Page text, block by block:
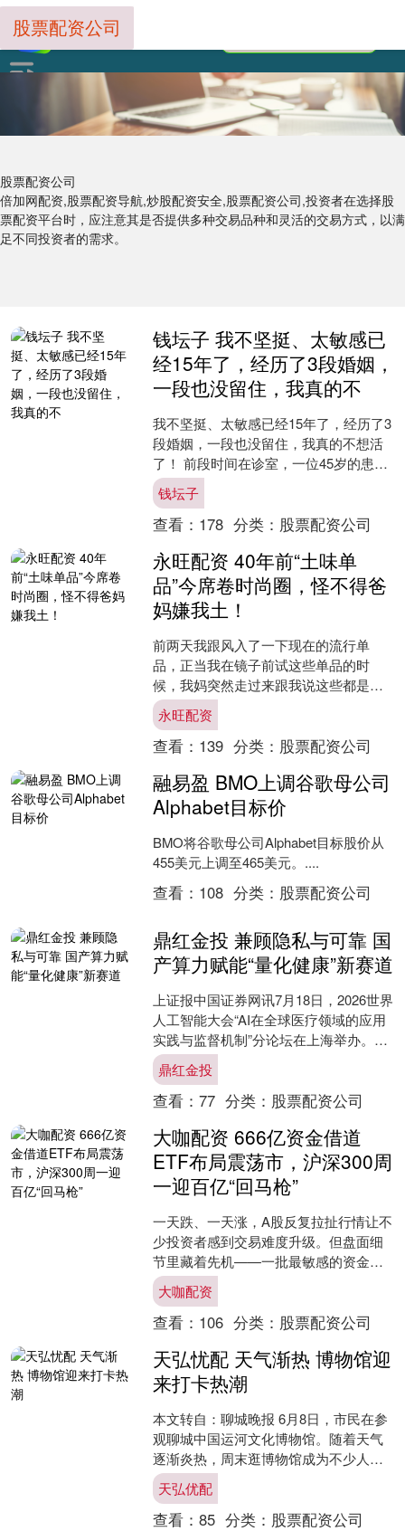
股票配资公司
倍加网配资,股票配资导航,炒股配资安全,股票配资公司,投资者在选择股
票配资平台时，应注意其是否提供多种交易品种和灵活的交易方式，以满
足不同投资者的需求。
股票配资公司
钱坛子 我不坚挺、太敏感已
经15年了，经历了3段婚姻，
一段也没留住，我真的不
我不坚挺、太敏感已经15年了，经历了3
段婚姻，一段也没留住，我真的不想活
了！ 前段时间在诊室，一位45岁的患者
刚坐下就哽咽着说出这句话。他双手紧
攥着病历本，指节....
钱坛子
查看： 178 分类： 股票配资公司
永旺配资 40年前“土味单
品”今席卷时尚圈，怪不得爸
妈嫌我土！
前两天我跟风入了一下现在的流行单
品，正当我在镜子前试这些单品的时
候，我妈突然走过来跟我说这些都是她
年轻时候穿烂、看腻的基础款式。 说着
说着还给我翻出她们以前的照....
永旺配资
查看： 139 分类： 股票配资公司
融易盈 BMO上调谷歌母公司
Alphabet目标价
BMO将谷歌母公司Alphabet目标股价从
455美元上调至465美元。....
查看： 108 分类： 股票配资公司
鼎红金投 兼顾隐私与可靠 国
产算力赋能“量化健康”新赛道
上证报中国证券网讯7月18日，2026世界
人工智能大会“AI在全球医疗领域的应用
实践与监督机制”分论坛在上海举办。本
次论坛由上海算丰信息有限公司主办，
汇聚海内外....
鼎红金投
查看： 77 分类： 股票配资公司
大咖配资 666亿资金借道
ETF布局震荡市，沪深300周
一迎百亿“回马枪”
一天跌、一天涨，A股反复拉扯行情让不
少投资者感到交易难度升级。但盘面细
节里藏着先机——一批最敏感的资金，
已经在市场犹疑时完成了一次无声的调
仓。 7月14日，A股....
大咖配资
查看： 106 分类： 股票配资公司
天弘忧配 天气渐热 博物馆迎
来打卡热潮
本文转自：聊城晚报 6月8日，市民在参
观聊城中国运河文化博物馆。随着天气
逐渐炎热，周末逛博物馆成为不少人的
选择，市民在此品读历史、感受文化魅
力。 本报记者 田柏....
天弘优配
查看： 85 分类： 股票配资公司